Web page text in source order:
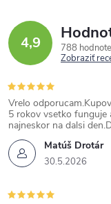
y
v
p
i
s
u
4,9
788
Zobraziť
Matúš Drotár
30.5.2026
Vrelo
5 rokov vsetko funguje
najneskor na dalsi